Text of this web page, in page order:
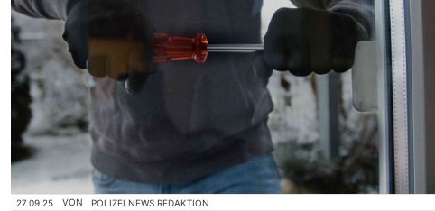
27.09.25 VON POLIZEI.NEWS REDAKTION